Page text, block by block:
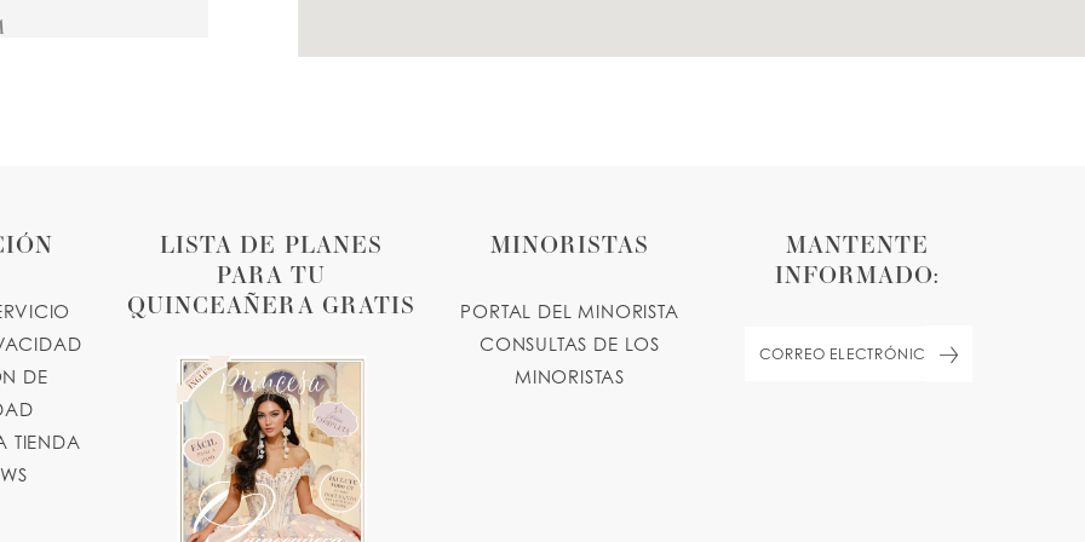
23 MILES
USA
LISTA DE PLANES
PARA TU
QUINCEAÑERA GRATIS
DE
TIENDA
MINORISTAS
PORTAL DEL MINORISTA
CONSULTAS DE LOS
MINORISTAS
MANTENTE
INFORMADO: